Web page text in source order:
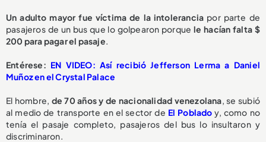
Un adulto mayor fue víctima de la intolerancia por parte de
pasajeros de un bus que lo golpearon porquele hacían falta $
200 para pagar el pasaje.
Entérese: EN VIDEO: Así recibió Jefferson Lerma a Daniel
Muñoz en el Crystal Palace
El hombre, de 70 años y de nacionalidad venezolana, se subió
al medio de transporte en el sector de El Poblado y, como no
tenía el pasaje completo, pasajeros del bus lo insultaron y
discriminaron.